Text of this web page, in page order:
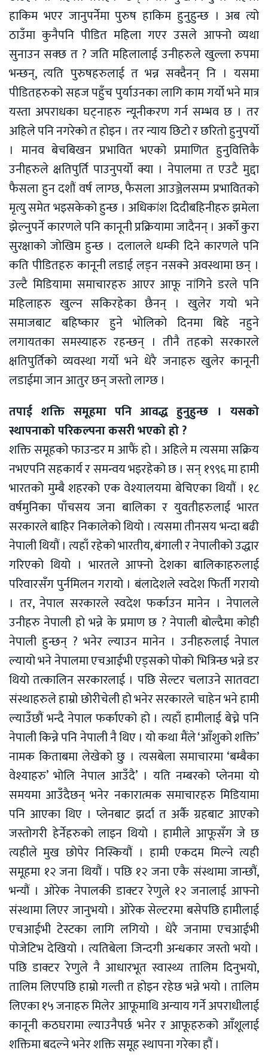
हाकिम भएर जानुपर्नेमा पुरुष हाकिम हुनुहुन्छ । अब त्यो
ठाउँमा कुनैपनि पीडित महिला गएर उसले आफ्नो व्यथा
सुनाउन सक्छ त ? जति महिलालाई उनीहरुले खुल्ला रुपमा
भन्छन्, त्यति पुरुषहरुलाई त भन्न सक्दैनन् नि । यसमा
पीडितहरुको सहज पहुँच पुर्याउनका लागि काम गर्यो भने मात्र
यस्ता अपराधका घट्नाहरु न्यूनीकरण गर्न सम्भव छ । तर
अहिले पनि नगरेको त होइन । तर न्याय छिटो र छरितो हुनुपर्यो
। मानव बेचबिखन प्रभावित भएको प्रमाणित हुनुवित्तिकै
उनीहरुले क्षतिपुर्ति पाउनुपर्यो क्या । नेपालमा त एउटै मुद्दा
फैसला हुन दशौं वर्ष लाग्छ, फैसला आउञ्जेलसम्म प्रभावितको
मृत्यु समेत भइसकेको हुन्छ । अधिकांश दिदीबहिनीहरु झमेला
झेल्नुपर्ने कारणले पनि कानूनी प्रक्रियामा जादैनन् । अर्को कुरा
सुरक्षाको जोखिम हुन्छ । दलालले धम्की दिने कारणले पनि
कति पीडितहरु कानूनी लडाई लड्न नसक्ने अवस्थामा छन् ।
उल्टै मिडियामा समाचारहरु आएर आफू नांगिने डरले पनि
महिलाहरु खुल्न सकिरहेका छैनन् । खुलेर गयो भने
समाजबाट बहिष्कार हुने भोलिको दिनमा बिहे नहुने
लगायतका समस्याहरु रहन्छन् । तीनै तहको सरकारले
क्षतिपुर्तिको व्यवस्था गर्यो भने धेरै जनाहरु खुलेर कानूनी
लडाईमा जान आतुर छन् जस्तो लाग्छ ।
तपाई शक्ति समूहमा पनि आवद्ध हुनुहुन्छ । यसको
स्थापनाको परिकल्पना कसरी भएको हो ?
शक्ति समूहको फाउन्डर म आफैं हो । अहिले म त्यसमा सक्रिय
नभएपनि सहकार्य र समन्वय भइरहेको छ । सन् १९९६ मा हामी
भारतको मुम्बै शहरको एक वेश्यालयमा बेचिएका थियौं । १८
वर्षमुनिका पाँचसय जना बालिका र युवतीहरुलाई भारत
सरकारले बाहिर निकालेको थियो । त्यसमा तीनसय भन्दा बढी
नेपाली थियौं । त्यहाँ रहेको भारतीय, बंगाली र नेपालीको उद्धार
गरिएको थियो । भारतले आफ्नो देशका बालिकाहरुलाई
परिवारसँग पुर्नमिलन गरायो । बंलादेशले स्वदेश फिर्ती गरायो
। तर, नेपाल सरकारले स्वदेश फर्काउन मानेन । नेपालले
उनीहरु नेपाली हो भन्ने के प्रमाण छ ? नेपाली बोल्दैमा कोही
नेपाली हुन्छन् ? भनेर ल्याउन मानेन । उनीहरुलाई नेपाल
ल्यायो भने नेपालमा एचआईभी एड्सको पोको भित्रिन्छ भन्ने डर
थियो तत्कालिन सरकारलाई । पछि सेल्टर चलाउने सातवटा
संस्थाहरुले हाम्रो छोरीचेली हो भनेर सरकारले चाहेन भने हामी
ल्याउँछौं भन्दै नेपाल फर्काएको हो । त्यहाँ हामीलाई बेच्ने पनि
नेपाली किन्ने पनि नेपाली नै थिए । यो कथा मैंले ‘आँशुको शक्ति’
नामक किताबमा लेखेको छु । त्यसबेला समाचारमा ‘बम्बैका
वेश्याहरु’ भोलि नेपाल आउँदै’ । यति नम्बरको प्लेनमा यो
समयमा आउँदैछन् भनेर नकारात्मक समाचारहरु मिडियामा
पनि आएका थिए । प्लेनबाट झर्दा त अर्कै ग्रहबाट आएको
जस्तोगरी हेर्नेहरुको लाइन थियो । हामीले आफूसँग जे छ
त्यहीले मुख छोपेर निस्कियौं । हामी एकदम मिल्ने त्यही
समूहमा १२ जना थियौं । पछि १२ जना एकै संस्थामा जान्छौं,
भन्यौं । ओरेक नेपालकी डाक्टर रेणुले १२ जनालाई आफ्नो
संस्थामा लिएर जानुभयो । ओरेक सेल्टरमा बसेपछि हामीलाई
एचआईभी टेस्टका लागि लगियो । धेरै जनामा एचआईभी
पोजेटिभ देखियो । त्यतिबेला जिन्दगी अन्धकार जस्तो भयो ।
पछि डाक्टर रेणुले नै आधारभूत स्वास्थ्य तालिम दिनुभयो,
तालिम लिएपछि हाम्रो गल्ती त होइन रहेछ भन्ने भयो । तालिम
लिएका १५ जनाहरु मिलेर आफूमाथि अन्याय गर्ने अपराधीलाई
कानूनी कठघरामा ल्याउनैपर्छ भनेर र आफूहरुको आँशूलाई
शक्तिमा बदल्ने भनेर शक्ति समूह स्थापना गरेका हौं ।